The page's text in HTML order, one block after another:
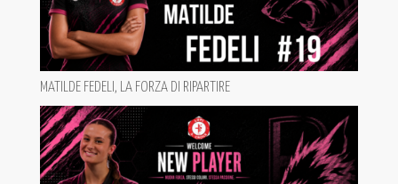
MATILDE FEDELI, LA FORZA DI RIPARTIRE